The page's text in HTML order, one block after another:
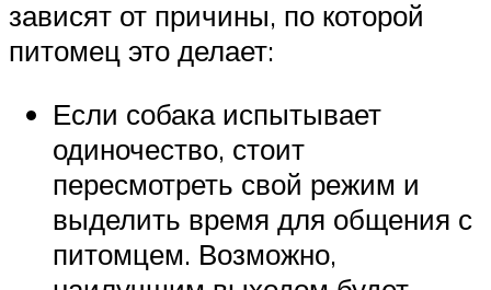
зависят от причины, по которой
питомец это делает:
Если собака испытывает
одиночество, стоит
пересмотреть свой режим и
выделить время для общения с
питомцем. Возможно,